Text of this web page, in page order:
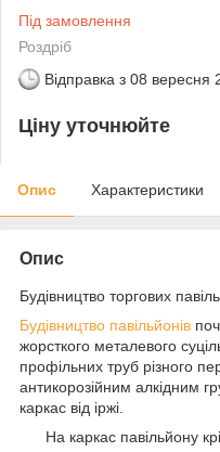
Під замовлення
Роздріб
Відправка з 08 вересня
Ціну уточнюйте
Опис Характеристики
Опис
Будівництво торгових
Будівництво павільйонів
жорсткого металевого
профільних труб різного
антикорозійним алкідним
каркас від іржі.
На каркас павільйону